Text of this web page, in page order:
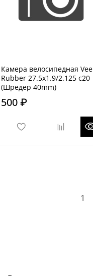
Камера велосипедная Vee
Rubber 27.5x1.9/2.125 c20
(Шредер 40mm)
500 ₽
1